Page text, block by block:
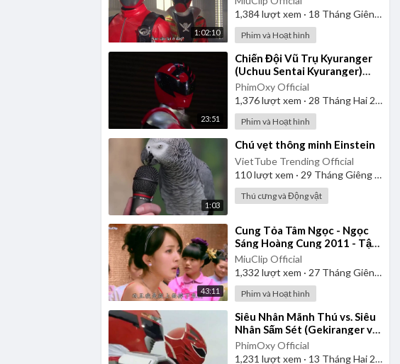
1:02:10
1,384lượt xem · 18 Tháng Giêng 2025
Phim và Hoạt hình
23:51
⁣Chiến Đội Vũ Trụ Kyuranger
(Uchuu Sentai Kyuranger)
2017 - Tập 1 | Thuyết Minh
PhimOxy Official
1,376lượt xem · 28 Tháng Hai 2025
Phim và Hoạt hình
1:03
⁣Chú vẹt thông minh Einstein
VietTube Trending Official
110lượt xem · 29 Tháng Giêng 2025
Thú cưng và Động vật
43:11
⁣Cung Tỏa Tâm Ngọc - Ngọc
Sáng Hoàng Cung 2011 - Tập
1 | Thuyết Minh
MiuClip Official
1,332 lượt xem · 27 Tháng Giêng 2025
Phim và Hoạt hình
⁣Siêu Nhân Mãnh Thú vs. Siêu
Nhân Sấm Sét (Gekiranger vs.
Boukenger) 2008 | Vietsub
PhimOxy Official
1,231 lượt xem · 13 Tháng Hai 2025